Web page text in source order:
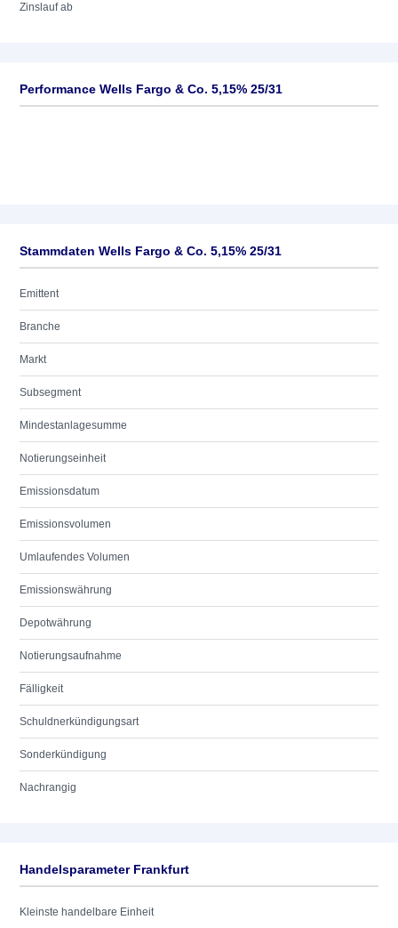
Zinslauf ab
Performance Wells Fargo & Co. 5,15% 25/31
Stammdaten Wells Fargo & Co. 5,15% 25/31
Emittent
Branche
Markt
Subsegment
Mindestanlagesumme
Notierungseinheit
Emissionsdatum
Emissionsvolumen
Umlaufendes Volumen
Emissionswährung
Depotwährung
Notierungsaufnahme
Fälligkeit
Schuldnerkündigungsart
Sonderkündigung
Nachrangig
Handelsparameter Frankfurt
Kleinste handelbare Einheit